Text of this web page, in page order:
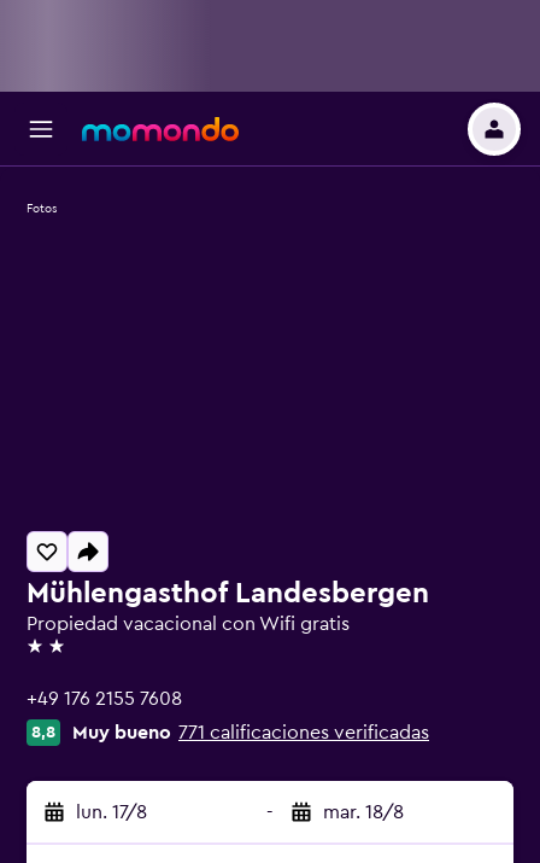
Mühlengasthof Landesbergen
Propiedad vacacional con Wifi gratis
2 estrellas
+49 176 2155 7608
8,8 Muy bueno 771 calificaciones verificadas
lun. 17/8 - mar. 18/8
Fotos